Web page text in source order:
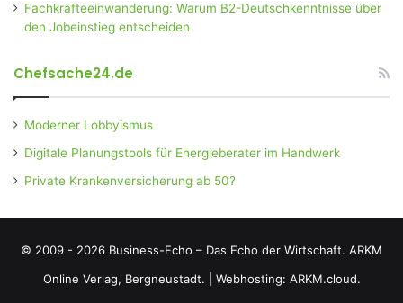
Fachkräfteeinwanderung: Warum B2-Deutschkenntnisse über
den Jobeinstieg entscheiden
Chefsache24.de
Moderner Lobbyismus
Digitale Planungstools für Energieberater im Handwerk
Private Krankenversicherung ab 50?
© 2009 - 2026 Business-Echo – Das Echo der Wirtschaft. ARKM
Online Verlag, Bergneustadt.
Webhosting: ARKM.cloud.